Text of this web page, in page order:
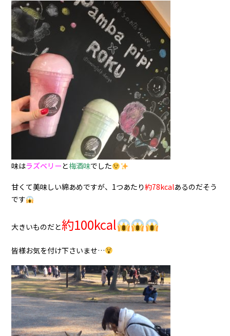
味はラズベリーと梅酒味でした
甘くて美味しい綿あめですが、1つあたり約78kcalあるのだそう
です
大きいものだと約100kcal
皆様お気を付け下さいませ…